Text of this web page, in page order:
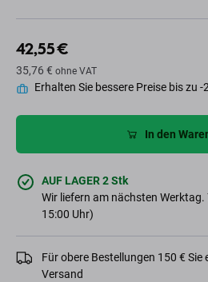
42,55 €
35,76 € ohne VAT
Erhalten Sie bessere Preise bis zu -
In den
AUF LAGER 2 Stk
Wir liefern am nächsten
15:00 Uhr)
Für obere Bestellungen 150 € Sie
Versand